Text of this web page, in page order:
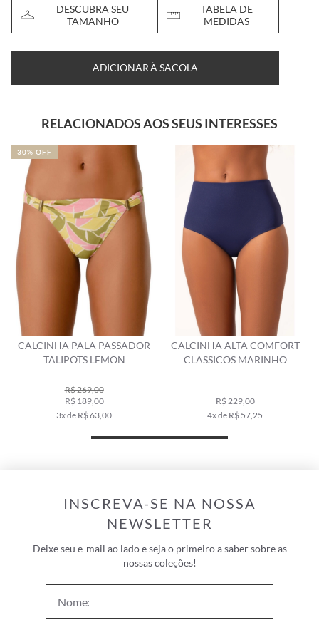
DESCUBRA SEU
TAMANHO
TABELA DE
MEDIDAS
ADICIONAR À SACOLA
RELACIONADOS AOS SEUS INTERESSES
CALCINHA PALA PASSADOR
TALIPOTS LEMON
R$ 269,00
R$ 189,00
3x de R$ 63,00
30% OFF
CALCINHA ALTA COMFORT
CLASSICOS MARINHO
R$ 229,00
4x de R$ 57,25
INSCREVA-SE NA NOSSA
NEWSLETTER
Deixe seu e-mail ao lado e seja o primeiro a saber sobre as
nossas coleções!